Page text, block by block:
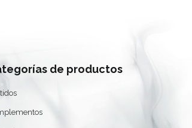
de productos